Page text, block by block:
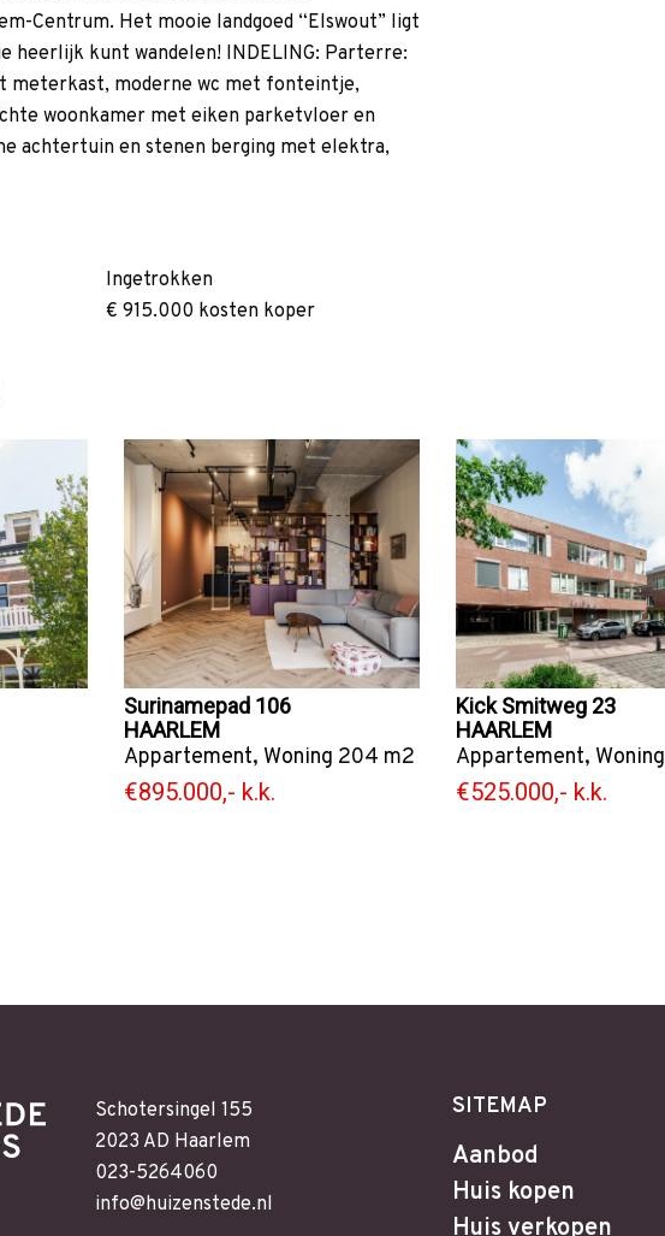
Centrum. Het mooie landgoed “Elswout” ligt
heerlijk kunt wandelen! INDELING: Parterre:
meterkast, moderne wc met fonteintje,
woonkamer met eiken parketvloer en
achtertuin en stenen berging met elektra,
Ingetrokken
€ 915.000 kosten koper
Surinamepad 106
HAARLEM
Appartement, Woning 204 m2
€895.000,- k.k.
Kick Smitweg 23
HAARLEM
Appartement, Woning
€525.000,- k.k.
Schotersingel 155
2023 AD Haarlem
023-5264060
info@huizenstede.nl
SITEMAP
Aanbod
Huis kopen
Huis verkopen